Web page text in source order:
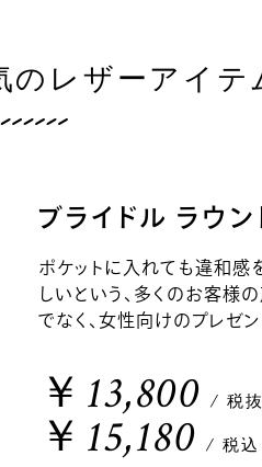
レザーアイテ
ブライドル ラウン
ポケットに入れても違和感
しいという、多くのお客様
でなく、女性向けのプレゼン
￥13,800 / 税抜
￥15,180 / 税込